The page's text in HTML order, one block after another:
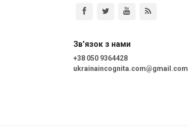
Зв'язок з нами
+38 050 9364428
ukrainaincognita.com@gmail.com